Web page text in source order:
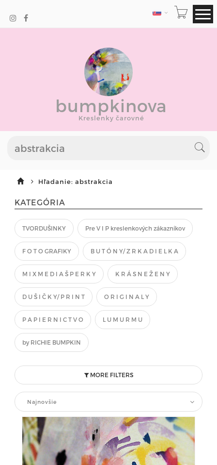
JAZYK
bumpkinova
Kreslenky čarovné
Hľadanie: abstrakcia
KATEGÓRIA
TVORDUŠINKY Pre V I P kreslenkových zákazníkov
F O T O GRAFIKY B U T Ó N Y/ Z R K A D I E L K A
M I X M E D I A Š P E R K Y K R Á S N E Ž E N Y
D U Š I Č K Y/ P R I N T O R I G I N A L Y
P A P I E R N I C T V O L U M U R M U
by RICHIE BUMPKIN
MORE FILTERS
Najnovšie